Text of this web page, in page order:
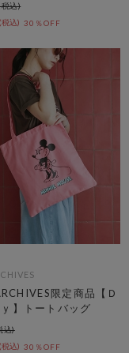
30％OFF
限定商品【Ｄ
ｙ】トートバッグ
30％OFF